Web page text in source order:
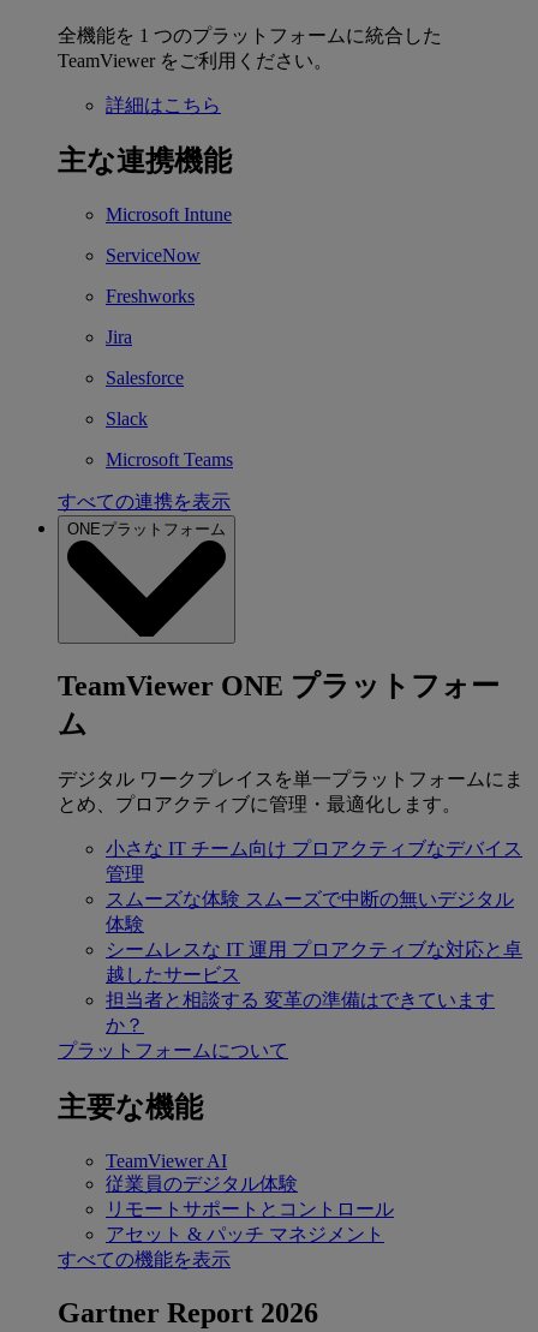
全機能を 1 つのプラットフォームに統合した
TeamViewer をご利用ください。
詳細はこちら
主な連携機能
Microsoft Intune
ServiceNow
Freshworks
Jira
Salesforce
Slack
Microsoft Teams
すべての連携を表示
ONEプラットフォーム
TeamViewer ONE プラットフォー
ム
デジタル ワークプレイスを単一プラットフォームにま
とめ、プロアクティブに管理・最適化します。
小さな IT チーム向け プロアクティブなデバイス
管理
スムーズな体験 スムーズで中断の無いデジタル
体験
シームレスな IT 運用 プロアクティブな対応と卓
越したサービス
担当者と相談する 変革の準備はできています
か？
プラットフォームについて
主要な機能
TeamViewer AI
従業員のデジタル体験
リモートサポートとコントロール
アセット & パッチ マネジメント
すべての機能を表示
Gartner Report 2026